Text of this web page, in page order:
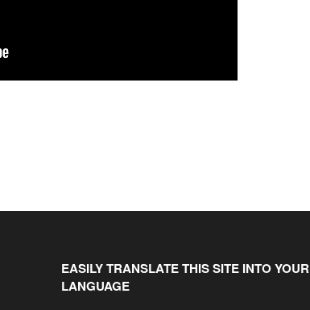
EASILY TRANSLATE THIS SITE INTO YOUR
LANGUAGE